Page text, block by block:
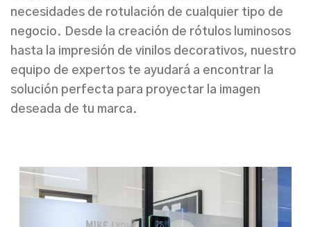
necesidades de rotulación de cualquier tipo de
negocio. Desde la creación de rótulos luminosos
hasta la impresión de vinilos decorativos, nuestro
equipo de expertos te ayudará a encontrar la
solución perfecta para proyectar la imagen
deseada de tu marca.